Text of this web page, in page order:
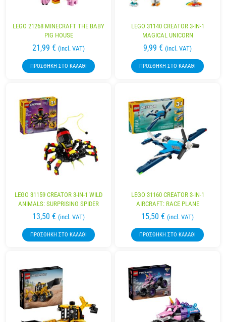
LEGO 21268 MINECRAFT THE BABY
PIG HOUSE
21,99 € (incl. VAT)
ΠΡΟΣΘΉΚΗ ΣΤΟ ΚΑΛΆΘΙ
LEGO 31140 CREATOR 3-IN-1
MAGICAL UNICORN
9,99 € (incl. VAT)
ΠΡΟΣΘΉΚΗ ΣΤΟ ΚΑΛΆΘΙ
LEGO 31159 CREATOR 3-IN-1 WILD
ANIMALS: SURPRISING SPIDER
13,50 € (incl. VAT)
ΠΡΟΣΘΉΚΗ ΣΤΟ ΚΑΛΆΘΙ
LEGO 31160 CREATOR 3-IN-1
AIRCRAFT: RACE PLANE
15,50 € (incl. VAT)
ΠΡΟΣΘΉΚΗ ΣΤΟ ΚΑΛΆΘΙ